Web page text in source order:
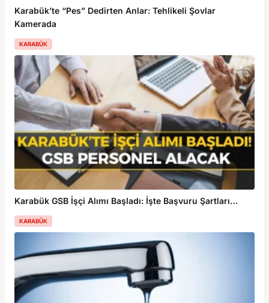
Karabük’te “Pes” Dedirten Anlar: Tehlikeli Şovlar
Kamerada
KARABÜK
Karabük GSB İşçi Alımı Başladı: İşte Başvuru Şartları
KARABÜK